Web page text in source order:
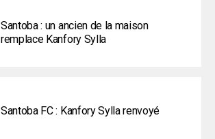
Santoba : un ancien de la maison
remplace Kanfory Sylla
Santoba FC : Kanfory Sylla renvoyé